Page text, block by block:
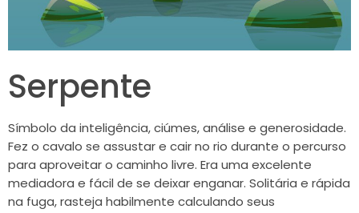
Serpente
Símbolo da inteligência, ciúmes, análise e generosidade.
Fez o cavalo se assustar e cair no rio durante o percurso
para aproveitar o caminho livre. Era uma excelente
mediadora e fácil de se deixar enganar. Solitária e rápida
na fuga, rasteja habilmente calculando seus